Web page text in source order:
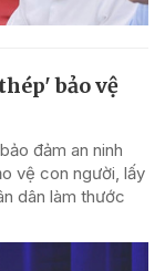
bảo vệ
đảm an ninh
vệ con người, lấy
dân làm thước